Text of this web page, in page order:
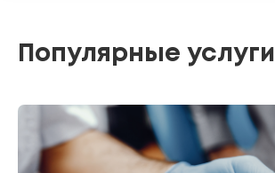
Популярные услуги